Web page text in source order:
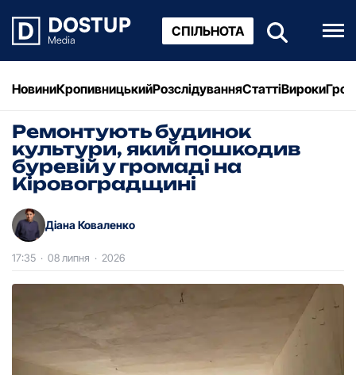
СПІЛЬНОТА
НовиниКропивницькийРозслідуванняСтаттіВироки
Ремонтують будинок
культури, який пошкодив
буревій у громаді на
Кіровоградщині
Діана Коваленко
17:35 · 08 липня · 2026